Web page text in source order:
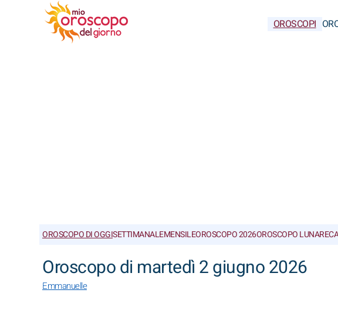
OROSCOPI
OROSCOPO DI OGGISETTIMANALEMENSILEOROSCOPO 2026OROSCOPO LUNARE
Oroscopo di martedì 2 giugno 2026
Emmanuelle